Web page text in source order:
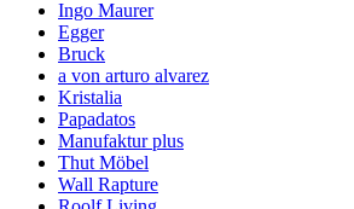
Ingo Maurer
Egger
Bruck
a von arturo alvarez
Kristalia
Papadatos
Manufaktur plus
Thut Möbel
Wall Rapture